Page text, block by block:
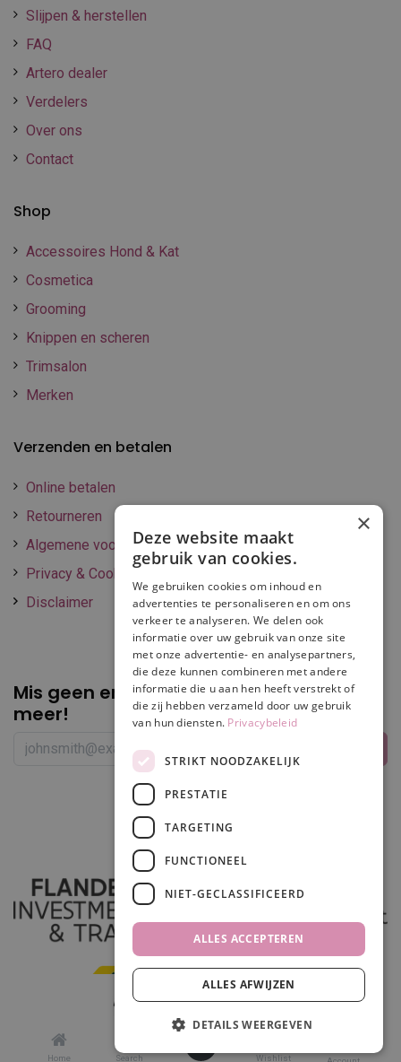
In winkelwagen
Home Search
0
Wishlist
Slijpen & herstellen
FAQ
Artero dealer
Verdelers
Over ons
Contact
Shop
Accessoires Hond & Kat
Cosmetica
Grooming
Knippen en scheren
Trimsalon
Merken
Verzenden en betalen
Online betalen
Retourneren
Algemene voorwaarden
Privacy & Cookie policy
Disclaimer
Mis geen enkelepromotie of korting
meer!
Made inodoobyscrollit
×
Deze website maakt
gebruik van cookies.
We gebruiken cookies om inhoud en
advertenties te personaliseren en om ons
verkeer te analyseren. We delen ook
informatie over uw gebruik van onze site
met onze advertentie- en analysepartners,
die deze kunnen combineren met andere
informatie die u aan hen heeft verstrekt of
die zij hebben verzameld door uw gebruik
van hun diensten. Privacybeleid
STRIKT NOODZAKELIJK
PRESTATIE
TARGETING
FUNCTIONEEL
NIET-GECLASSIFICEERD
ALLES ACCEPTEREN
ALLES AFWIJZEN
DETAILS WEERGEVEN